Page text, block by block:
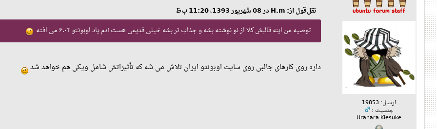
ارسال: 19853
جنسیت :
Urahara Kiesuke
نقل‌قول از: H.m در 08 شهریور 1393، 11:20 ب‌ظ
توصیه من اینه قالبش کلا از نو نوشته بشه و جذاب تر بشه خیلی قدیمی هست آدم یاد اوبونتو ۶.۰۴ می افته
داره روی کارهای جالبی روی سایت اوبونتو ایران تلاش می شه که تأثیراتش شامل ویکی هم خواهد شد